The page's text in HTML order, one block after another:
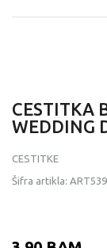
CESTITKA
WEDDING
CESTITKE
Šifra artikla: